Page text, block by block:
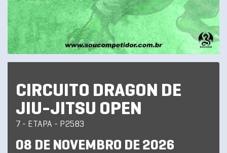
CIRCUITO DRAGON DE
JIU-JITSU OPEN
7 - ETAPA - P2583
08 DE NOVEMBRO DE 2026